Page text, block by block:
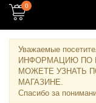
0
Уважаемые
ИНФОРМАЦИЮ ПО
МОЖЕТЕ УЗНАТЬ
МАГАЗИНЕ.
Спасибо за